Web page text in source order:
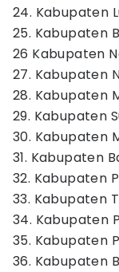
24. Kabupaten
25. Kabupaten
26 Kabupaten
27. Kabupaten
28. Kabupaten
29. Kabupaten
30. Kabupaten
31. Kabupaten
32. Kabupaten
33. Kabupaten
34. Kabupaten
35. Kabupaten
36. Kabupaten